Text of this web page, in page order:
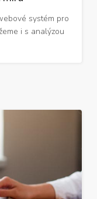
systém pro
i s analýzou